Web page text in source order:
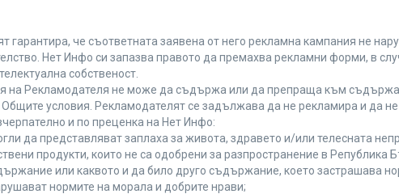
гарантира, че съответната заявена от него рекламна кампания не
Нет Инфо си запазва правото да премахва рекламни форми, в
собственост.
на Рекламодателя не може да съдържа или да препраща към
условия. Рекламодателят се задължава да не рекламира и да
и по преценка на Нет Инфо:
да представляват заплаха за живота, здравето и/или телесната
продукти, които не са одобрени за разпространение в Република
или каквото и да било друго съдържание, което застрашава
нормите на морала и добрите нрави;